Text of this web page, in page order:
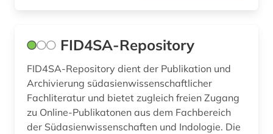
FID4SA-Repository
FID4SA-Repository dient der Publikation und
Archivierung südasienwissenschaftlicher
Fachliteratur und bietet zugleich freien Zugang
zu Online-Publikatonen aus dem Fachbereich
der Südasienwissenschaften und Indologie. Die